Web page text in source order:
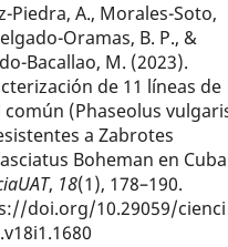
Piedra, A., Morales-Soto,
Oramas, B. P., &
Bacallao, M. (2023).
de 11 líneas de
(Phaseolus
a Zabrotes
Boheman en
, 18(1), 178–190.
doi.org/10.29059/cienci